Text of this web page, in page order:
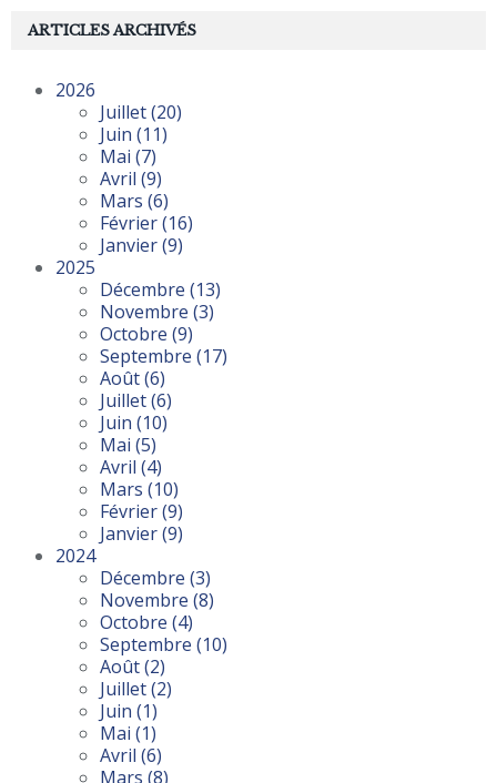
ARTICLES ARCHIVÉS
2026
Juillet(20)
Juin (11)
Mai (7)
Avril (9)
Mars (6)
Février(16)
Janvier(9)
2025
Décembre (13)
Novembre (3)
Octobre (9)
Septembre (17)
Août(6)
Juillet(6)
Juin (10)
Mai (5)
Avril (4)
Mars (10)
Février(9)
Janvier(9)
2024
Décembre (3)
Novembre (8)
Octobre (4)
Septembre (10)
Août(2)
Juillet(2)
Juin (1)
Mai (1)
Avril (6)
Mars (8)